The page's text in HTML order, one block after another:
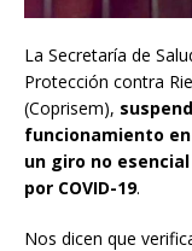
La Secretaría de
Protección contra
(Coprisem),
funcionamiento
un giro no
por COVID-19.
Nos dicen que